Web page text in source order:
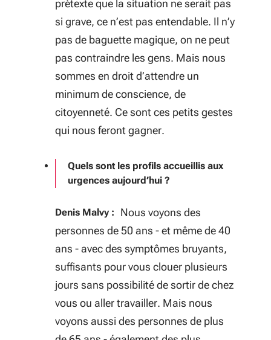
prétexte que la situation ne serait pas
si grave, ce n’est pas entendable. Il n’y
pas de baguette magique, on ne peut
pas contraindre les gens. Mais nous
sommes en droit d’attendre un
minimum de conscience, de
citoyenneté. Ce sont ces petits gestes
qui nous feront gagner.
Quels sont les profils accueillis aux
urgences aujourd’hui ?
Denis Malvy :
Nous voyons des
personnes de 50 ans - et même de 40
ans - avec des symptômes bruyants,
suffisants pour vous clouer plusieurs
jours sans possibilité de sortir de chez
vous ou aller travailler. Mais nous
voyons aussi des personnes de plus